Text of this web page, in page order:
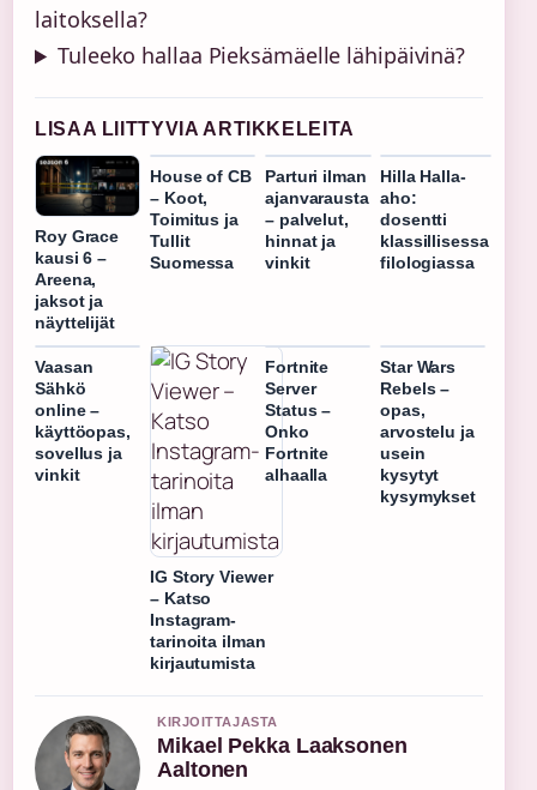
laitoksella?
Tuleeko hallaa Pieksämäelle lähipäivinä?
LISAA LIITTYVIA ARTIKKELEITA
Roy Grace
kausi 6 –
Areena,
jaksot ja
näyttelijät
House of CB
– Koot,
Toimitus ja
Tullit
Suomessa
Parturi ilman
ajanvarausta
– palvelut,
hinnat ja
vinkit
Hilla Halla-
aho:
dosentti
klassillisessa
filologiassa
Vaasan
Sähkö
online –
käyttöopas,
sovellus ja
vinkit
IG Story Viewer
– Katso
Instagram-
tarinoita ilman
kirjautumista
Fortnite
Server
Status –
Onko
Fortnite
alhaalla
Star Wars
Rebels –
opas,
arvostelu ja
usein
kysytyt
kysymykset
KIRJOITTAJASTA
Mikael Pekka Laaksonen
Aaltonen